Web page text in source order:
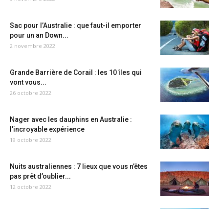
Sac pour l’Australie : que faut-il emporter
pour un an Down...
2 novembre 2022
Grande Barrière de Corail : les 10 îles qui
vont vous...
26 octobre 2022
Nager avec les dauphins en Australie :
l’incroyable expérience
19 octobre 2022
Nuits australiennes : 7 lieux que vous n’êtes
pas prêt d’oublier...
12 octobre 2022